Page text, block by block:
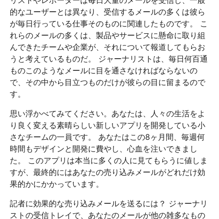
的なユーザーとは異なり、受信するメールの多くは彼ら
が毎日行っている仕事そのものに関連したものです。 こ
れらのメールの多くは、製品やサービスに懸命に取り組
んできたチームや企業が、それについて報道してもらお
うと考えているものだ。 ジャーナリストは、毎日何百通
ものこのようなメールに目を通さなければならないの
で、その中から目立つものだけが彼らの目に留まるので
す。
思い浮かべてみてください。あなたは、人々の生活をよ
り良く変える素晴らしい新しいアプリを開発している小
さなチームの一員です。 あなたはこの8ヶ月間、毎週何
時間もデザインと開発に費やし、心血を注いできまし
た。 このアプリは本当に多くの人に見てもらうに値しま
すが、最終的にはあなたの売り込みメールがどれだけ効
果的かにかかっています。
記者に効果的な売り込みメールを送るには？ ジャーナリ
ストの受信トレイで、あなたのメールが他の雑多なもの